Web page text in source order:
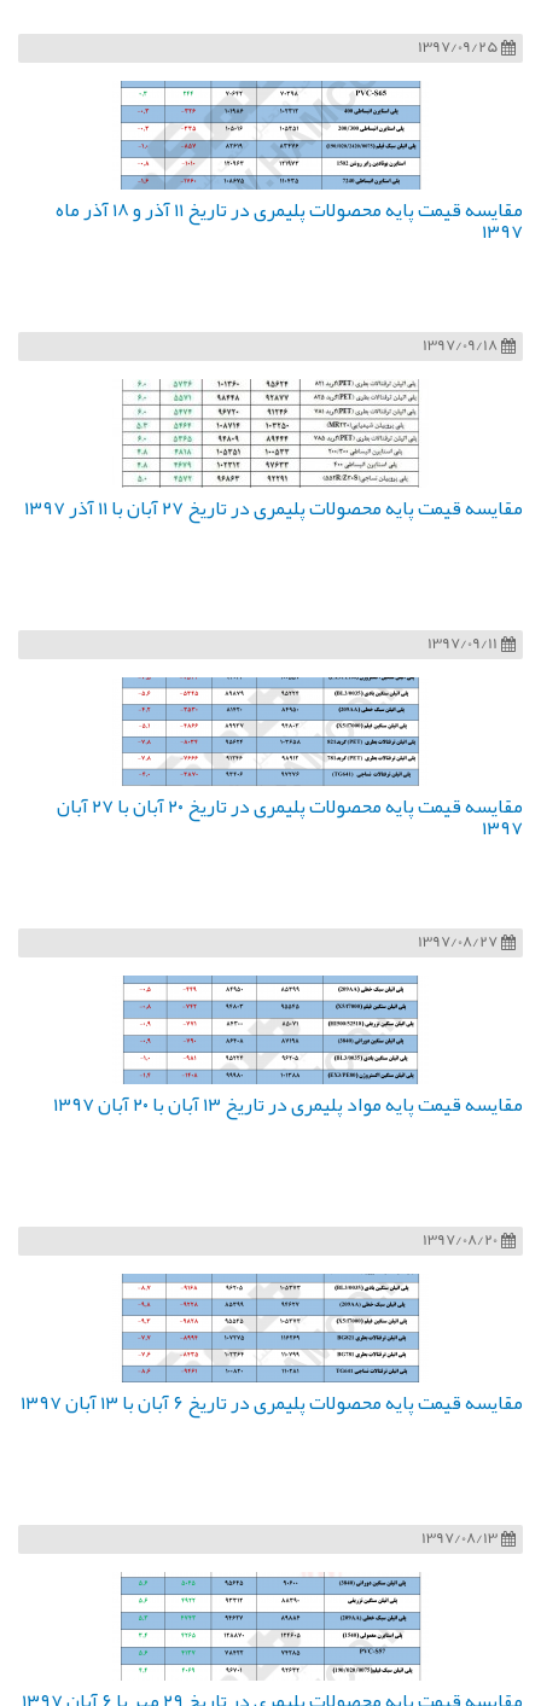
1397/09/25
مقایسه قیمت پایه محصولات پلیمری در تاریخ ۱۱ آذر و ۱۸ آذر ماه
۱۳۹۷
1397/09/18
مقایسه قیمت پایه محصولات پلیمری در تاریخ ۲۷ آبان با ۱۱ آذر ۱۳۹۷
1397/09/11
مقایسه قیمت پایه محصولات پلیمری در تاریخ ۲۰ آبان با ۲۷ آبان
۱۳۹۷
1397/08/27
مقایسه قیمت پایه مواد پلیمری در تاریخ ۱۳ آبان با ۲۰ آبان ۱۳۹۷
1397/08/20
مقایسه قیمت پایه محصولات پلیمری در تاریخ ۶ آبان با ۱۳ آبان ۱۳۹۷
1397/08/13